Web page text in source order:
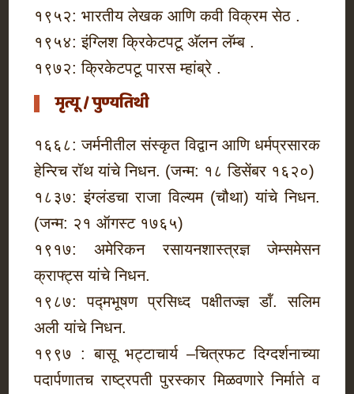
१९५२: भारतीय लेखक आणि कवी विक्रम सेठ .
१९५४: इंग्लिश क्रिकेटपटू अ‍ॅलन लॅम्ब .
१९७२: क्रिकेटपटू पारस म्हांब्रे .
मृत्यू / पुण्यतिथी
१६६८: जर्मनीतील संस्कृत विद्वान आणि धर्मप्रसारक
हेन्‍रिच रॉथ यांचे निधन. (जन्म: १८ डिसेंबर १६२०)
१८३७: इंग्लंडचा राजा विल्यम (चौथा) यांचे निधन.
(जन्म: २१ ऑगस्ट १७६५)
१९१७: अमेरिकन रसायनशास्त्रज्ञ जेम्समेसन
क्राफ्ट्स यांचे निधन.
१९८७: पद्मभूषण प्रसिध्द पक्षीतज्ज्ञ डॉं. सलिम
अली यांचे निधन.
१९९७ : बासू भट्टाचार्य –चित्रफट दिग्दर्शनाच्या
पदार्पणातच राष्ट्रपती पुरस्कार मिळवणारे निर्माते व